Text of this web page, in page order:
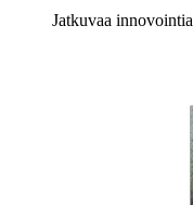
Jatkuvaa innovointia